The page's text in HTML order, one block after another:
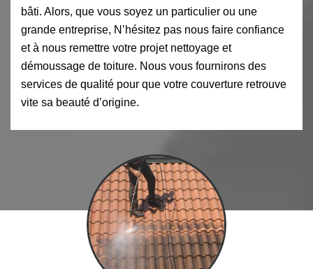
bâti. Alors, que vous soyez un particulier ou une
grande entreprise, N’hésitez pas nous faire confiance
et à nous remettre votre projet nettoyage et
démoussage de toiture. Nous vous fournirons des
services de qualité pour que votre couverture retrouve
vite sa beauté d’origine.